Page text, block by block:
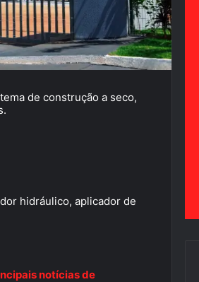
de construção a seco,
hidráulico, aplicador de
notícias de